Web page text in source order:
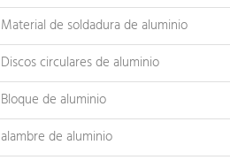
Material de soldadura de aluminio
Discos circulares de aluminio
Bloque de aluminio
alambre de aluminio